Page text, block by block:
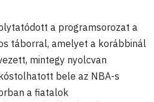
a programsorozat a
táborral, amelyet a korábbinál
mintegy nyolcvan
bele az NBA-s
a fiatalok